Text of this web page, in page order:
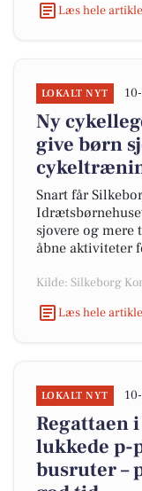
Læs hele
LOKALT NYT
Ny
give børn
Snart får
sjovere og
åbne aktiviteter
Kilde: Silkeborg
Læs hele
LOKALT NYT
Regattaen
lukkede p-
busruter –